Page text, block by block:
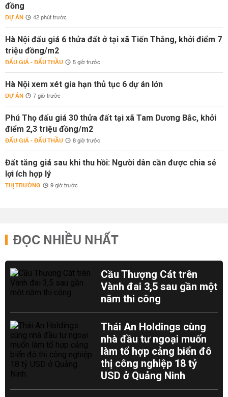
đồng
DỰ ÁN 42 phút trước
Hà Nội đấu giá 6 thửa đất ở tại xã Tiến Thắng, khởi điểm 7
triệu đồng/m2
ĐẤU GIÁ - ĐẤU THẦU 5 giờ trước
Hà Nội xem xét gia hạn thủ tục 6 dự án lớn
DỰ ÁN 7 giờ trước
Phú Thọ đấu giá 30 thửa đất tại xã Tam Dương Bắc, khởi
điểm 2,3 triệu đồng/m2
ĐẤU GIÁ - ĐẤU THẦU 8 giờ trước
Đất tăng giá sau khi thu hồi: Người dân cần được chia sẻ
lợi ích hợp lý
THỊ TRƯỜNG 9 giờ trước
ĐỌC NHIỀU NHẤT
Cầu Thượng Cát trên
Vành đai 3,5 sau gần một
năm thi công
Thái An Holdings cùng
nhà đầu tư ngoại muốn
làm tổ hợp cảng biển đô
thị công nghiệp 18 tỷ
USD ở Quảng Ninh